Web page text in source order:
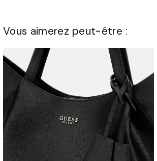
Vous aimerez peut-être :